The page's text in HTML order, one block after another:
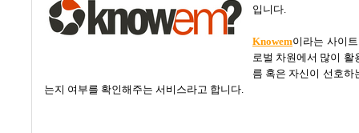
입니다.
Knowem이라는 사이
로벌 차원에서 많이 활
름 혹은 자신이 선호하
는지 여부를 확인해주는 서비스라고 합니다